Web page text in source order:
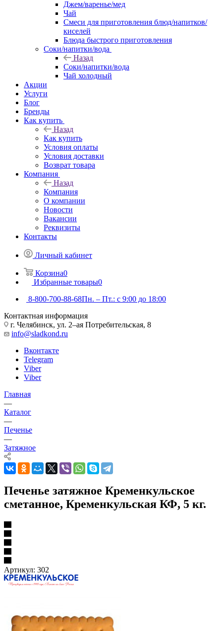
Джем/варенье/мед
Чай
Смеси для приготовления блюд/напитков/
киселей
Блюда быстрого приготовления
Соки/напитки/вода
Назад
Соки/напитки/вода
Чай холодный
Акции
Услуги
Блог
Бренды
Как купить
Назад
Как купить
Условия оплаты
Условия доставки
Возврат товара
Компания
Назад
Компания
О компании
Новости
Вакансии
Реквизиты
Контакты
Личный кабинет
Корзина0
Избранные товары0
8-800-700-88-68Пн. – Пт.: с 9:00 до 18:00
Контактная информация
г. Челябинск, ул. 2–ая Потребительская, 8
info@sladkond.ru
Вконтакте
Telegram
Viber
Viber
Главная
—
Каталог
—
Печенье
—
Затяжное
Печенье затяжное Кременкульское
сметанное, Кременкульская КФ, 5 кг.
Артикул: 302